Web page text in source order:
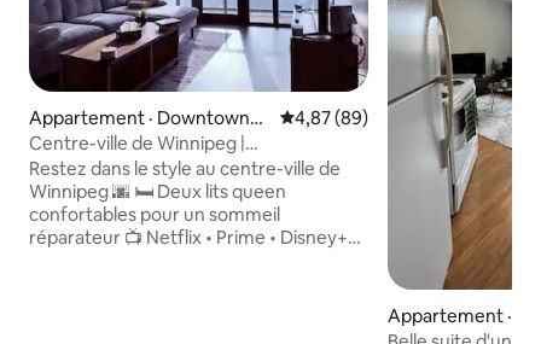
Appartement · Downtown
Winnipeg
Note moyenne de 4,87 sur 5,
4,87 (89)
Centre-ville de Winnipeg |
Stationnement gratuit! + Gym + patio
Restez dans le style au centre-ville de
Winnipeg 🌆 🛏 Deux lits queen
confortables pour un sommeil
réparateur 📺 Netflix • Prime • Disney+
Appartement ·